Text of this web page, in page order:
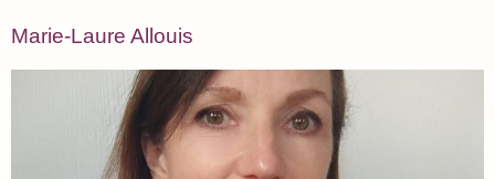
Marie-Laure Allouis